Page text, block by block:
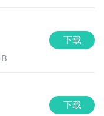
下载
下载